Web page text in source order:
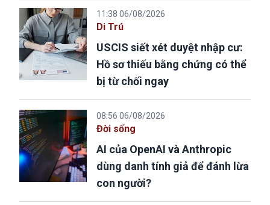
11:38 06/08/2026
Di Trú
USCIS siết xét duyệt nhập cư:
Hồ sơ thiếu bằng chứng có thể
bị từ chối ngay
08:56 06/08/2026
Đời sống
AI của OpenAI và Anthropic
dùng danh tính giả để đánh lừa
con người?